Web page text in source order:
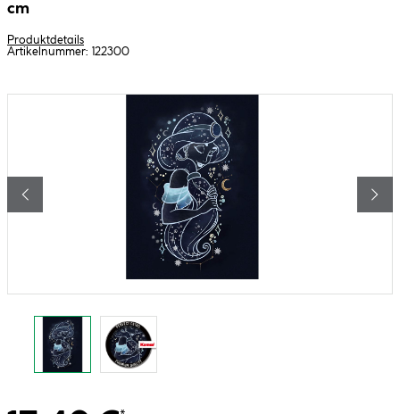
cm
Produktdetails
Artikelnummer: 122300